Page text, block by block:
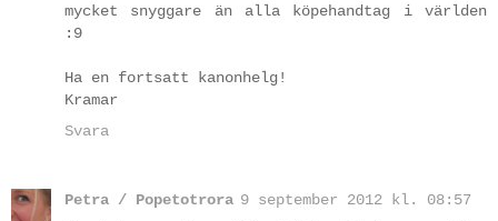
mycket snyggare än alla köpehandtag i världen
:9
Ha en fortsatt kanonhelg!
Kramar
Svara
Petra / Popetotrora 9 september 2012 kl. 08:57